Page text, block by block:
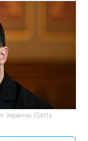
Украины (Getty